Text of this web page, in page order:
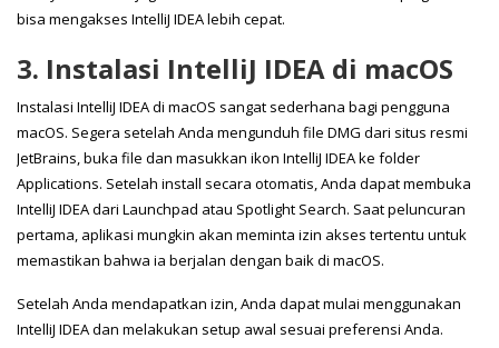
bisa mengakses IntelliJ IDEA lebih cepat.
3. Instalasi IntelliJ IDEA di macOS
Instalasi IntelliJ IDEA di macOS sangat sederhana bagi pengguna
macOS. Segera setelah Anda mengunduh file DMG dari situs resmi
JetBrains, buka file dan masukkan ikon IntelliJ IDEA ke folder
Applications. Setelah install secara otomatis, Anda dapat membuka
IntelliJ IDEA dari Launchpad atau Spotlight Search. Saat peluncuran
pertama, aplikasi mungkin akan meminta izin akses tertentu untuk
memastikan bahwa ia berjalan dengan baik di macOS.
Setelah Anda mendapatkan izin, Anda dapat mulai menggunakan
IntelliJ IDEA dan melakukan setup awal sesuai preferensi Anda.